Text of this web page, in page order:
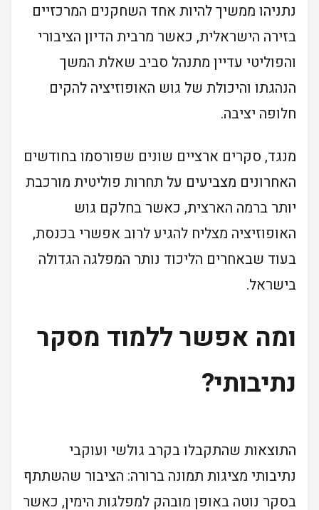
נתניהו ממשיך להיות אחד השחקנים המרכזיים
בזירה הישראלית, כאשר מרבית הדיון הציבורי
והפוליטי עדיין מתנהל סביב שאלת המשך
הנהגתו והיכולת של גוש האופוזיציה להקים
חלופה יציבה.
מנגד, סקרים ארציים שונים שפורסמו בחודשים
האחרונים מצביעים על תחרות פוליטית מורכבת
יותר ברמה הארצית, כאשר בחלקם גוש
האופוזיציה מצליח להגיע לרוב אפשרי בכנסת,
בעוד שבאחרים הליכוד נותר המפלגה הגדולה
בישראל.
ומה אפשר ללמוד מסקר
נתיבותי?
התוצאות שהתקבלו בקרב גולשי ועוקבי
נתיבותי מציגות תמונה ברורה: הציבור שהשתתף
בסקר נוטה באופן מובהק למפלגות הימין, כאשר